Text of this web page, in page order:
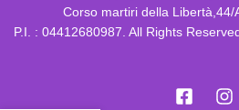
Corso martiri della Libertà,44/
P.I. : 04412680987. All Rights